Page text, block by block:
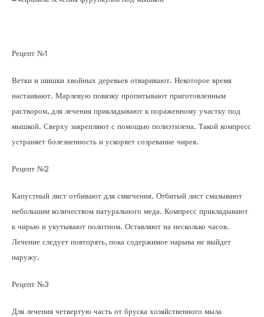
Рецепт №1
Ветки и шишки хвойных деревьев отваривают. Некоторое время
настаивают. Марлевую повязку пропитывают приготовленным
раствором, для лечения прикладывают к пораженному участку под
мышкой. Сверху закрепляют с помощью полиэтилена. Такой компресс
устраняет болезненность и ускоряет созревание чирея.
Рецепт №2
Капустный лист отбивают для смягчения. Отбитый лист смазывают
небольшим количеством натурального меда. Компресс прикладывают
к чирью и укутывают полотном. Оставляют на несколько часов.
Лечение следует повторять, пока содержимое нарыва не выйдет
наружу.
Рецепт №3
Для лечения четвертую часть от бруска хозяйственного мыла